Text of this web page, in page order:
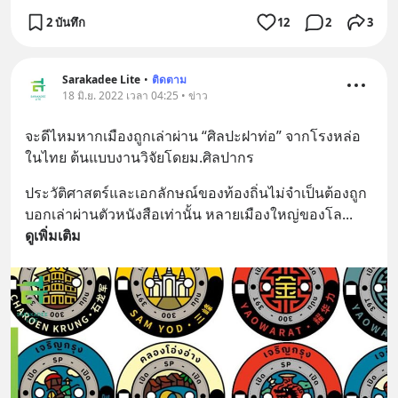
2 บันทึก 12 2 3
Sarakadee Lite • ติดตาม
18 มิ.ย. 2022 เวลา 04:25 • ข่าว
จะดีไหมหากเมืองถูกเล่าผ่าน “ศิลปะฝาท่อ” จากโรงหล่อ
ในไทย ต้นแบบงานวิจัยโดยม.ศิลปากร
ประวัติศาสตร์และเอกลักษณ์ของท้องถิ่นไม่จำเป็นต้องถูก
บอกเล่าผ่านตัวหนังสือเท่านั้น หลายเมืองใหญ่ของโล...
ดูเพิ่มเติม